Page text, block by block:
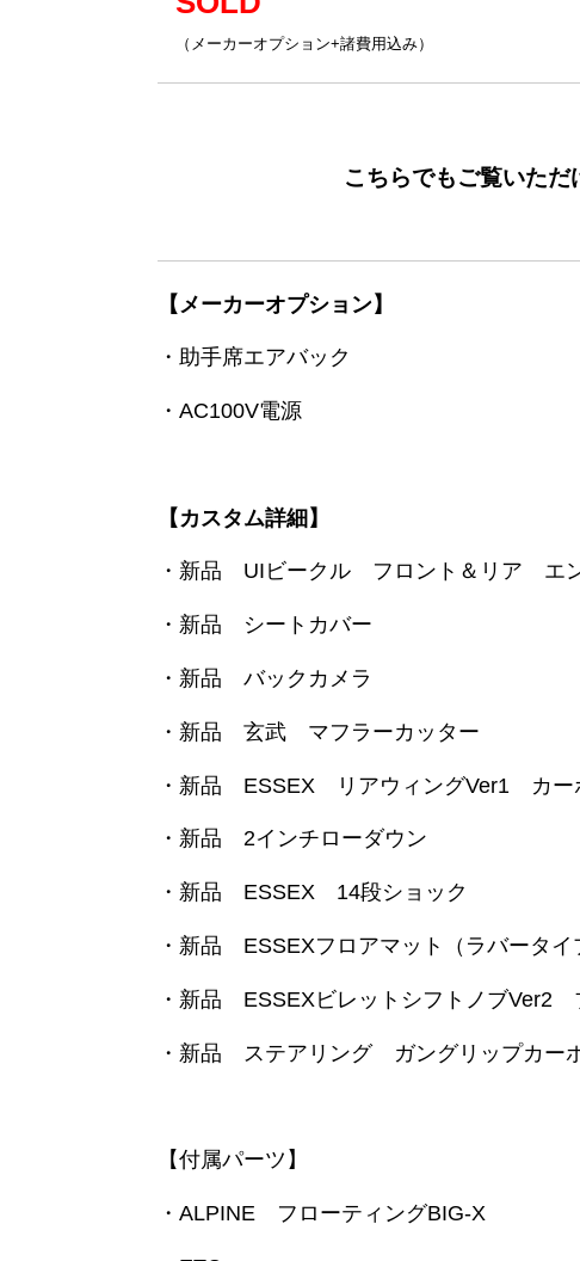
（メーカーオプション+諸費用込み）
こちらでもご覧いただ
【メーカーオプション】
・助手席エアバック
・AC100V電源
【カスタム詳細】
・新品 UIビークル フロント＆リア エ
・新品 シートカバー
・新品 バックカメラ
・新品 玄武 マフラーカッター
・新品 ESSEX リアウィングVer1 カー
・新品 2インチローダウン
・新品 ESSEX 14段ショック
・新品 ESSEXフロアマット（ラバータイ
・新品 ESSEXビレットシフトノブVer2
・新品 ステアリング ガングリップカー
【付属パーツ】
・ALPINE フローティングBIG-X